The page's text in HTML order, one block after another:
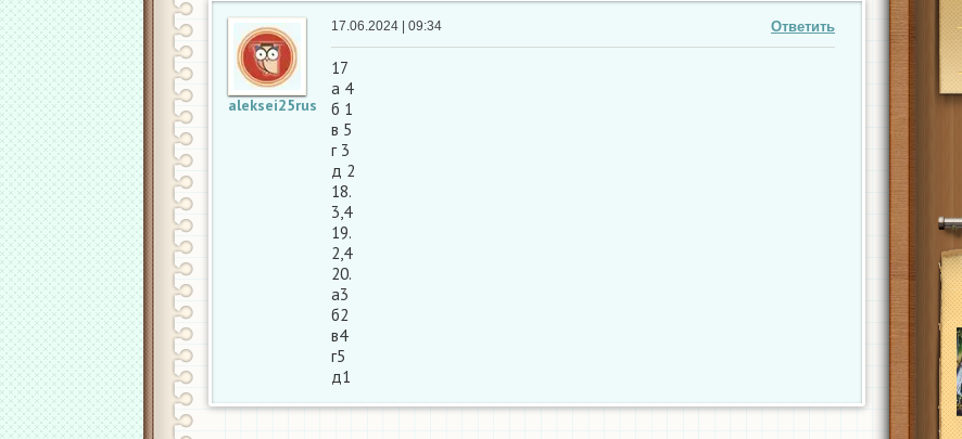
aleksei25rus
Ответить
17.06.2024 | 09:34
17
а 4
б 1
в 5
г 3
д 2
18.
3,4
19.
2,4
20.
а3
б2
в4
г5
д1